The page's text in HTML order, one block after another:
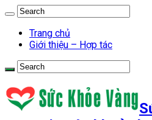
Trang chủ
Giới thiệu – Hợp tác